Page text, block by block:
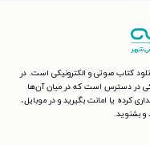
کتاب صوتی و الکترونیکی است. در
در دسترس است که در میان آن‌ها
کرده یا امانت بگیرید و در موبایل،
و بشنوید.